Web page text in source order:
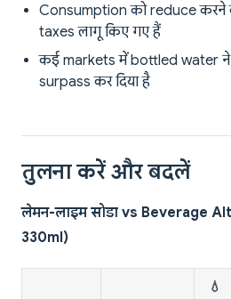
Consumption को reduce
taxes लागू किए गए हैं
कई markets में bottled water
surpass कर दिया है
तुलना करें और बदलें
लेमन-लाइम सोडा vs Beverage
330ml)
💧